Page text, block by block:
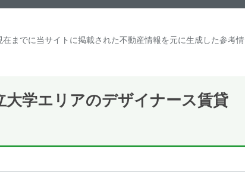
までに当サイトに掲載された不動産情報を元に生成した参考情
大学エリアのデザイナース賃貸